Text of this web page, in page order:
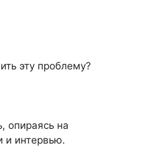
эту проблему?
опираясь на
и интервью.